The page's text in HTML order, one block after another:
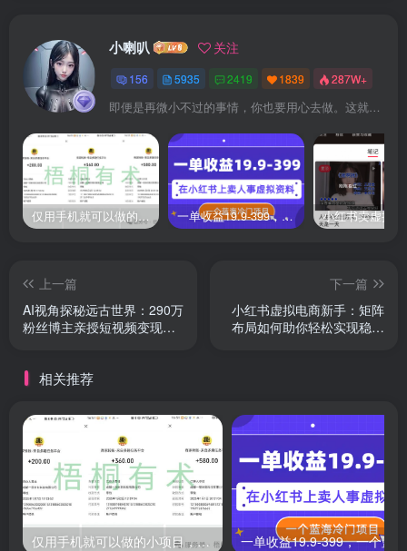
小喇叭 关注
156 5935 2419 1839 287W+
即便是再微小不过的事情，你也要用心去做。这就是成功的秘密
仅用手机就可以做的小项目，当天就能见钱，每天100-300 一单收益19.9-399，一个蓝海冷门项目，在小红书上卖人事虚拟资料
上一篇
AI视角探秘远古世界：290万
粉丝博主亲授短视频变现秘
下一篇
小红书虚拟电商新手：矩阵
布局如何助你轻松实现稳定
相关推荐
仅用手机就可以做的小项目，当天就能见钱，每天100-300